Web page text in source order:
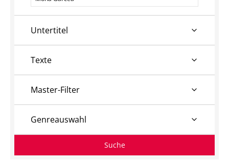
Untertitel
Texte
Master-Filter
Genreauswahl
Suche